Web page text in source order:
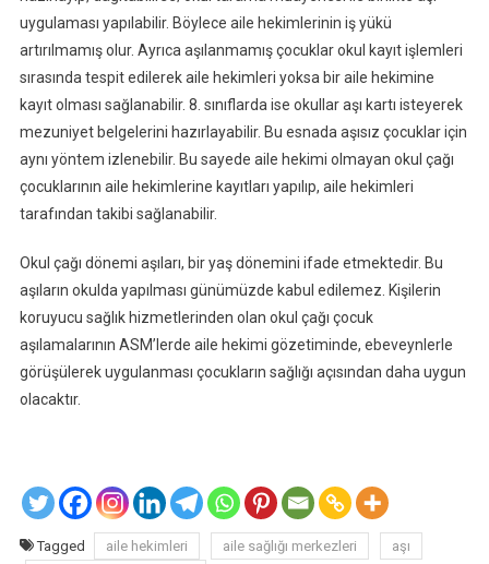
uygulaması yapılabilir. Böylece aile hekimlerinin iş yükü
artırılmamış olur. Ayrıca aşılanmamış çocuklar okul kayıt işlemleri
sırasında tespit edilerek aile hekimleri yoksa bir aile hekimine
kayıt olması sağlanabilir. 8. sınıflarda ise okullar aşı kartı isteyerek
mezuniyet belgelerini hazırlayabilir. Bu esnada aşısız çocuklar için
aynı yöntem izlenebilir. Bu sayede aile hekimi olmayan okul çağı
çocuklarının aile hekimlerine kayıtları yapılıp, aile hekimleri
tarafından takibi sağlanabilir.
Okul çağı dönemi aşıları, bir yaş dönemini ifade etmektedir. Bu
aşıların okulda yapılması günümüzde kabul edilemez. Kişilerin
koruyucu sağlık hizmetlerinden olan okul çağı çocuk
aşılamalarının ASM’lerde aile hekimi gözetiminde, ebeveynlerle
görüşülerek uygulanması çocukların sağlığı açısından daha uygun
olacaktır.
Tagged aile hekimleri aile sağlığı merkezleri aşı